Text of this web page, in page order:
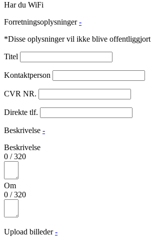
Har du WiFi
Forretningsoplysninger -
*Disse oplysninger vil ikke blive offentliggjort
Titel
Kontaktperson
CVR NR.
Direkte tlf.
Beskrivelse -
Beskrivelse
0 /320
Om
0 /320
Upload billeder -